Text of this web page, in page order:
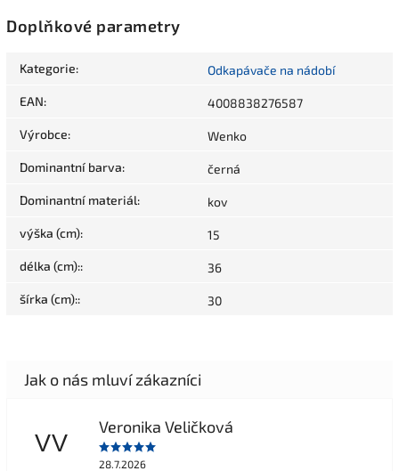
Doplňkové parametry
Kategorie: Odkapávače na nádobí
EAN: 4008838276587
Výrobce: Wenko
Dominantní barva: černá
Dominantní materiál: kov
výška (cm): 15
délka (cm):: 36
šírka (cm):: 30
VV
Veronika Veličková
28.7.2026